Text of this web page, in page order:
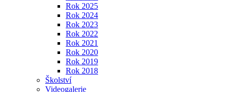
Rok 2025
Rok 2024
Rok 2023
Rok 2022
Rok 2021
Rok 2020
Rok 2019
Rok 2018
Školství
Videogalerie